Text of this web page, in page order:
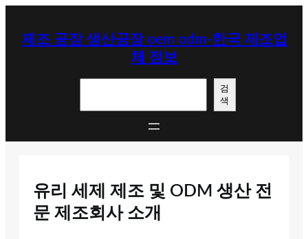
제조 공장 생산공장 oem odm-한국 제조업
체 정보
검
색
유리 세제 제조 및 ODM 생산 전
문 제조회사 소개